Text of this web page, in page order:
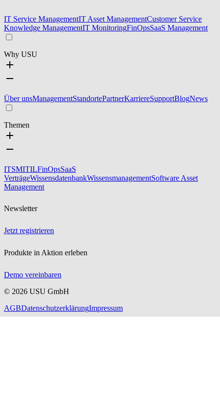
IT Service ManagementIT Asset ManagementCustomer Service
Knowledge ManagementIT MonitoringFinOpsSaaS Management
Why USU
Über unsManagementStandortePartnerKarriereSupportBlogNews
Themen
ITSMITILFinOpsSaaS
VerträgeWissensdatenbankWissensmanagementSoftware Asset
Management
Newsletter
Jetzt registrieren
Produkte in Aktion erleben
Demo vereinbaren
© 2026 USU GmbH
AGBDatenschutzerklärungImpressum